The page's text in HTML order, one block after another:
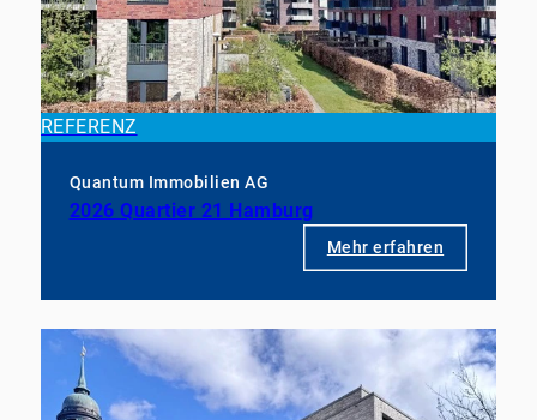
REFERENZ
Quantum Immobilien AG
2026 Quartier 21 Hamburg
Mehr erfahren